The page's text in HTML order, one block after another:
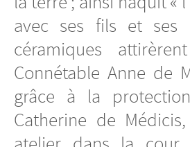
avec ses fils et ses
céramiques
Connétable Anne de
grâce à la
Catherine de